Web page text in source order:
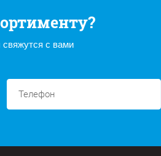
с вами